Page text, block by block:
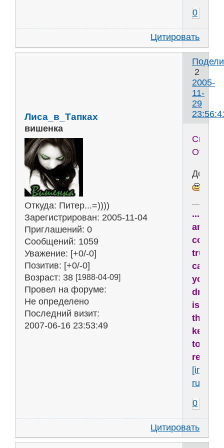
0
Цитировать
2
2005-
11-
29
Лиса_в_Тапках
вишенка
Откуда: Питер...=))))
Зарегистрирован: 2005-11-04
Приглашений: 0
Сообщений: 1059
Уважение: [+0/-0]
Позитив: [+0/-0]
Возраст: 38 [1988-04-09]
Провел на форуме:
Не определено
Последний визит:
2007-06-16 23:53:49
Сказка-
Дождик
are
coming
true,
cause
your
dream
is
the
key
to
0
Цитировать